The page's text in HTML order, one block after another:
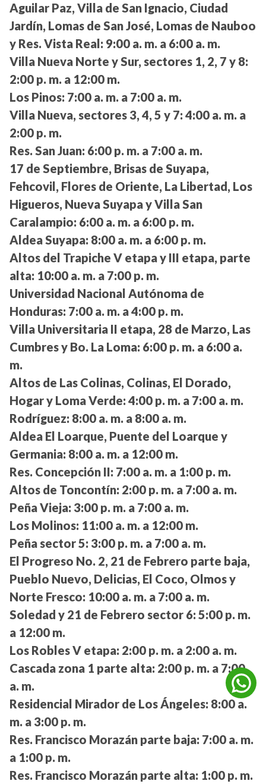
Aguilar Paz, Villa de San Ignacio, Ciudad
Jardín, Lomas de San José, Lomas de Nauboo
y Res. Vista Real: 9:00 a. m. a 6:00 a. m.
Villa Nueva Norte y Sur, sectores 1, 2, 7 y 8:
2:00 p. m. a 12:00 m.
Los Pinos: 7:00 a. m. a 7:00 a. m.
Villa Nueva, sectores 3, 4, 5 y 7: 4:00 a. m. a
2:00 p. m.
Res. San Juan: 6:00 p. m. a 7:00 a. m.
17 de Septiembre, Brisas de Suyapa,
Fehcovil, Flores de Oriente, La Libertad, Los
Higueros, Nueva Suyapa y Villa San
Caralampio: 6:00 a. m. a 6:00 p. m.
Aldea Suyapa: 8:00 a. m. a 6:00 p. m.
Altos del Trapiche V etapa y III etapa, parte
alta: 10:00 a. m. a 7:00 p. m.
Universidad Nacional Autónoma de
Honduras: 7:00 a. m. a 4:00 p. m.
Villa Universitaria II etapa, 28 de Marzo, Las
Cumbres y Bo. La Loma: 6:00 p. m. a 6:00 a.
m.
Altos de Las Colinas, Colinas, El Dorado,
Hogar y Loma Verde: 4:00 p. m. a 7:00 a. m.
Rodríguez: 8:00 a. m. a 8:00 a. m.
Aldea El Loarque, Puente del Loarque y
Germania: 8:00 a. m. a 12:00 m.
Res. Concepción II: 7:00 a. m. a 1:00 p. m.
Altos de Toncontín: 2:00 p. m. a 7:00 a. m.
Peña Vieja: 3:00 p. m. a 7:00 a. m.
Los Molinos: 11:00 a. m. a 12:00 m.
Peña sector 5: 3:00 p. m. a 7:00 a. m.
El Progreso No. 2, 21 de Febrero parte baja,
Pueblo Nuevo, Delicias, El Coco, Olmos y
Norte Fresco: 10:00 a. m. a 7:00 a. m.
Soledad y 21 de Febrero sector 6: 5:00 p. m.
a 12:00 m.
Los Robles V etapa: 2:00 p. m. a 2:00 a. m.
Cascada zona 1 parte alta: 2:00 p. m. a 7:00
a. m.
Residencial Mirador de Los Ángeles: 8:00 a.
m. a 3:00 p. m.
Res. Francisco Morazán parte baja: 7:00 a. m.
a 1:00 p. m.
Res. Francisco Morazán parte alta: 1:00 p. m.